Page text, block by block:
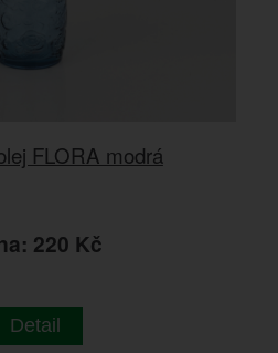
FLORA modrá
220 Kč
Detail